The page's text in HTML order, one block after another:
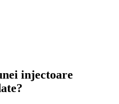
injectoare